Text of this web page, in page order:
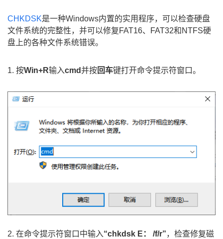
CHKDSK是一种Windows内置的实用程序，可以检查硬盘
文件系统的完整性，并可以修复FAT16、FAT32和NTFS硬
盘上的各种文件系统错误。
1. 按Win+R输入cmd并按回车键打开命令提示符窗口。
2. 在命令提示符窗口中输入“chkdsk E： /f/r”，检查修复磁